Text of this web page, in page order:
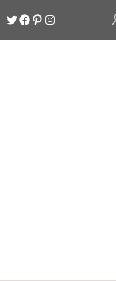
Twitter
Facebook
Pinterest
Instagram